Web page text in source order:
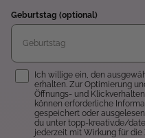
Geburtstag (optional)
Einwilligung
Ich willige ein, den
erhalten. Zur Optimierung
Öffnungs- und
können erforderliche
gespeichert oder
du unter topp-kreativ.de/
jederzeit mit Wirkung für die